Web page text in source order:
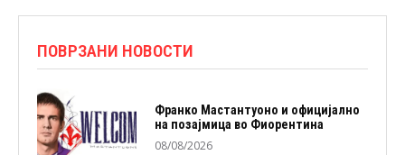
ПОВРЗАНИ НОВОСТИ
Франко Мастантуоно и официјално
на позајмица во Фиорентина
08/08/2026